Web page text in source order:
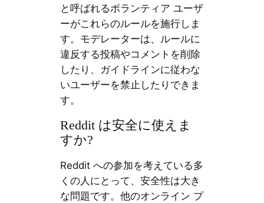
と呼ばれるボランティア ユーザ
ーがこれらのルールを施行しま
す。モデレーターは、ルールに
違反する投稿やコメントを削除
したり、ガイドラインに従わな
いユーザーを禁止したりできま
す。
Reddit は安全に使えま
すか?
Reddit への参加を考えている多
くの人にとって、安全性は大き
な問題です。他のオンライン プ